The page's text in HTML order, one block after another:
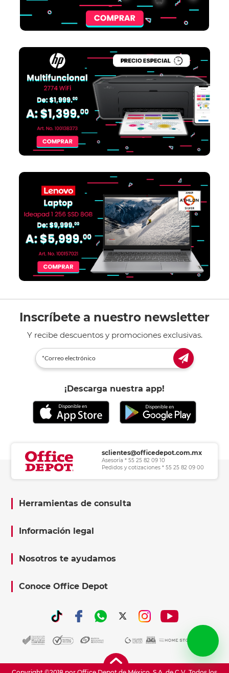
Inscríbete a nuestro newsletter
Y recibe descuentos y promociones exclusivas.
¡Descarga nuestra app!
sclientes@officedepot.com.mx
Asesoría * 55 25 82 09 10
Pedidos y cotizaciones * 55 25 82 09 00
Herramientas de consulta
Información legal
Nosotros te ayudamos
Conoce Office Depot